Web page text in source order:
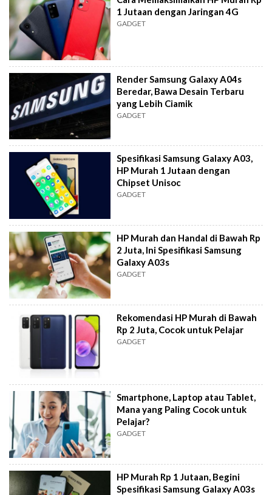
1 Jutaan dengan Jaringan 4G
GADGET
Render Samsung Galaxy A04s
Beredar, Bawa Desain Terbaru
yang Lebih Ciamik
GADGET
Spesifikasi Samsung Galaxy A03,
HP Murah 1 Jutaan dengan
Chipset Unisoc
GADGET
HP Murah dan Handal di Bawah Rp
2 Juta, Ini Spesifikasi Samsung
Galaxy A03s
GADGET
Rekomendasi HP Murah di Bawah
Rp 2 Juta, Cocok untuk Pelajar
GADGET
Smartphone, Laptop atau Tablet,
Mana yang Paling Cocok untuk
Pelajar?
GADGET
HP Murah Rp 1 Jutaan, Begini
Spesifikasi Samsung Galaxy A03s